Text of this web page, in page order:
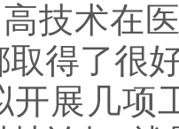
高技术在
取得了很
几项工